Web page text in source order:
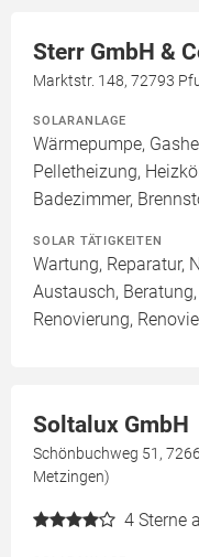
Sterr GmbH &
Marktstr. 148, 72793
SOLARANLAGE
Wärmepumpe,
Pelletheizung,
Badezimmer,
SOLAR TÄTIGKEITEN
Wartung, Reparatur,
Austausch,
Renovierung,
Soltalux GmbH
Schönbuchweg 51,
Metzingen)
4 Sterne